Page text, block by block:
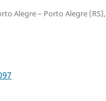
Alegre – Porto Alegre (RS),